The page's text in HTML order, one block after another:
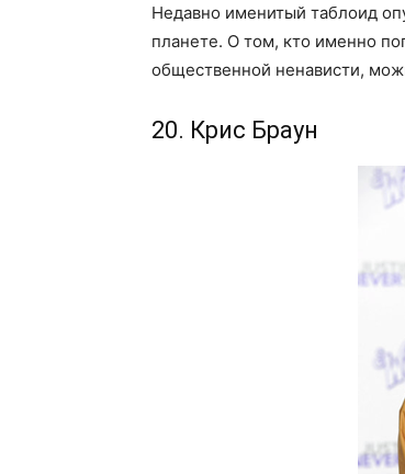
Недавно именитый таблоид
планете. О том, кто именно
общественной ненависти,
20. Крис Браун